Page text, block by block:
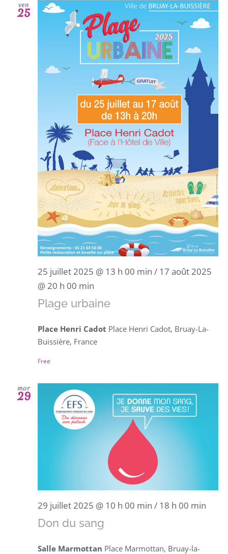
ven
25
25 juillet 2025 @ 13 h 00 min / 17 août 2025
@ 20 h 00 min
Plage urbaine
Place Henri Cadot Place Henri Cadot, Bruay-La-
Buissière, France
Free
mar
29
29 juillet 2025 @ 10 h 00 min / 18 h 00 min
Don du sang
Salle Marmottan Place Marmottan, Bruay-la-